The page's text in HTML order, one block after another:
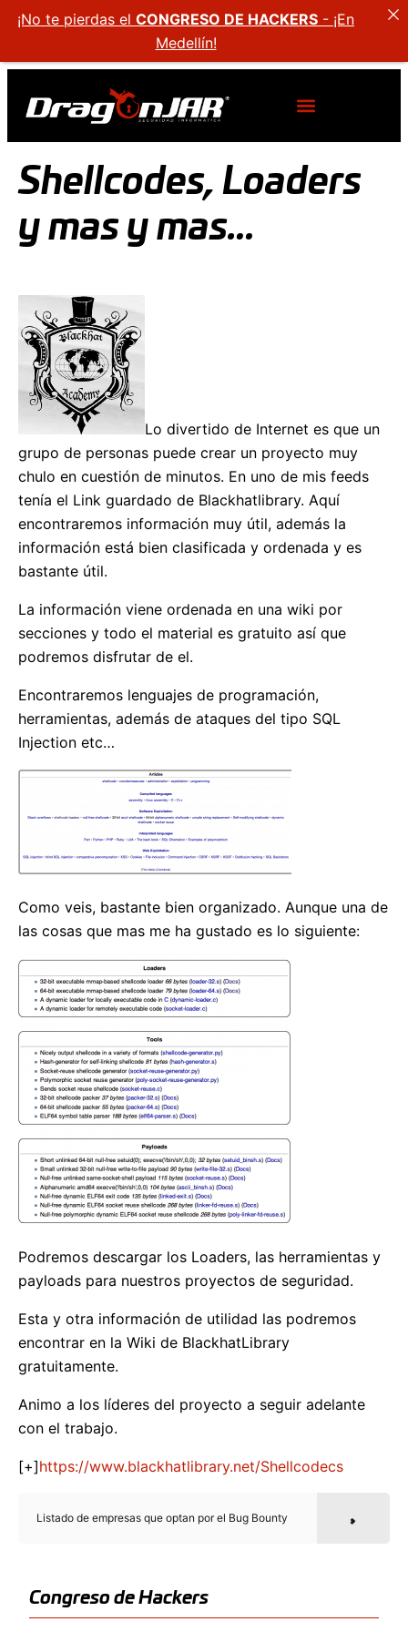
Shellcodes, Loaders
y mas y mas…
Lo divertido de Internet es que un
grupo de personas puede crear un proyecto muy
chulo en cuestión de minutos. En uno de mis feeds
tenía el Link guardado de Blackhatlibrary. Aquí
encontraremos información muy útil, además la
información está bien clasificada y ordenada y es
bastante útil.
La información viene ordenada en una wiki por
secciones y todo el material es gratuito así que
podremos disfrutar de el.
Encontraremos lenguajes de programación,
herramientas, además de ataques del tipo SQL
Injection etc…
Como veis, bastante bien organizado. Aunque una de
las cosas que mas me ha gustado es lo siguiente:
Podremos descargar los Loaders, las herramientas y
payloads para nuestros proyectos de seguridad.
Esta y otra información de utilidad las podremos
encontrar en la Wiki de BlackhatLibrary
gratuitamente.
Animo a los líderes del proyecto a seguir adelante
con el trabajo.
[+]https://www.blackhatlibrary.net/Shellcodecs
Listado de empresas que optan por el Bug Bounty
Congreso de Hackers
¡No te pierdas el CONGRESO DE HACKERS - ¡En
Medellín!